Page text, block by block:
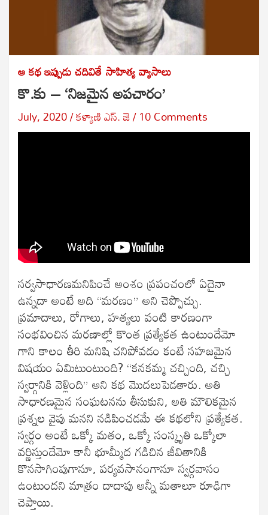
ఆ కథ ఇప్పుడు చదివితేసాహిత్య వ్యాసాలు
కొ.కు – ‘నిజమైన అపచారం’
July, 2020 కళ్యాణి ఎస్. జె 10 Comments
సర్వసాధారణమనిపించే అంశం ప్రపంచంలో ఏదైనా
ఉన్నదా అంటే అది “మరణం” అని చెప్పొచ్చు.
ప్రమాదాలు, రోగాలు, హత్యలు వంటి కారణంగా
సంభవించిన మరణాల్లో కొంత ప్రత్యేకత ఉంటుందేమో
గాని కాలం తీరి మనిషి చనిపోవడం కంటే సహజమైన
విషయం ఏమిటుంటుంది? “కనకమ్మ చచ్చింది, చచ్చి
స్వర్గానికి వెళ్లింది” అని కథ మొదలుపెడతారు. అతి
సాధారణమైన సంఘటనను తీసుకుని, అతి మౌలికమైన
ప్రశ్నల వైపు మనని నడిపించడమే ఈ కథలోని ప్రత్యేకత.
స్వర్గం అంటే ఒక్కో మతం, ఒక్కో సంస్కృతి ఒక్కోలా
వర్ణిస్తుందేమో కానీ భూమ్మీద గడిచిన జీవితానికి
కొనసాగింపుగానూ, పర్యవసానంగానూ స్వర్గవాసం
ఉంటుందని మాత్రం దాదాపు అన్నీ మతాలూ రూఢిగా
చెప్తాయి.